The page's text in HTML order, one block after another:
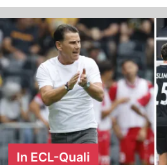
In ECL-Quali